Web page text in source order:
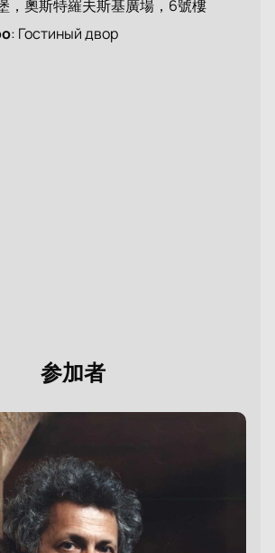
，奧斯特羅夫斯基廣場，6號樓
: Гостиный двор
参加者